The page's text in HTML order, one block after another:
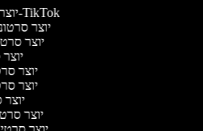
יוצר סרטונים ל-TikTok
יוצר
יוצר
יוצר
יוצר
יוצר
יוצר